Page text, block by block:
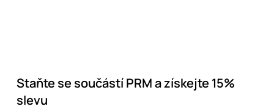
Staňte se součástí PRM a získejte 15%
slevu